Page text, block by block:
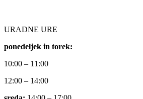
URADNE URE
ponedeljek in torek:
10:00 – 11:00
12:00 – 14:00